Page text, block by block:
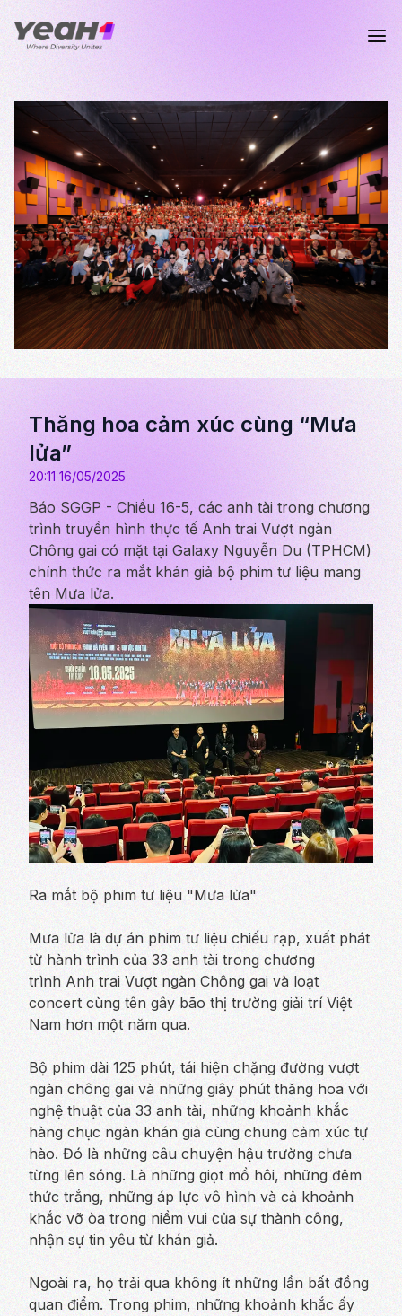
Thăng hoa cảm xúc cùng “Mưa
lửa”
20:11 16/05/2025
Báo SGGP - Chiều 16-5, các anh tài trong chương
trình truyền hình thực tế Anh trai Vượt ngàn
Chông gai có mặt tại Galaxy Nguyễn Du (TPHCM)
chính thức ra mắt khán giả bộ phim tư liệu mang
tên Mưa lửa.
Ra mắt bộ phim tư liệu "Mưa lửa"
Mưa lửa là dự án phim tư liệu chiếu rạp, xuất phát
từ hành trình của 33 anh tài trong chương
trìnhAnh trai Vượt ngàn Chông gaivà loạt
concert cùng tên gây bão thị trường giải trí Việt
Nam hơn một năm qua.
Bộ phim dài 125 phút, tái hiện chặng đường vượt
ngàn chông gai và những giây phút thăng hoa với
nghệ thuật của 33 anh tài, những khoảnh khắc
hàng chục ngàn khán giả cùng chung cảm xúc tự
hào. Đó là những câu chuyện hậu trường chưa
từng lên sóng. Là những giọt mồ hôi, những đêm
thức trắng, những áp lực vô hình và cả khoảnh
khắc vỡ òa trong niềm vui của sự thành công,
nhận sự tin yêu từ khán giả.
Ngoài ra, họ trải qua không ít những lần bất đồng
quan điểm. Trong phim, những khoảnh khắc ấy